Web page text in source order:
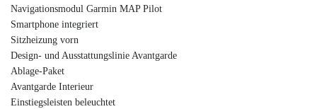
Navigationsmodul Garmin MAP Pilot
Smartphone integriert
Sitzheizung vorn
Design- und Ausstattungslinie Avantgarde
Ablage-Paket
Avantgarde Interieur
Einstiegsleisten beleuchtet